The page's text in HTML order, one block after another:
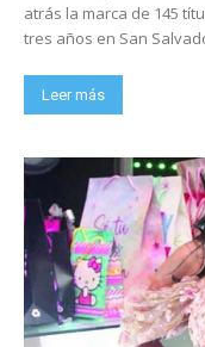
atrás la marca de 145
tres años en San
Leer más